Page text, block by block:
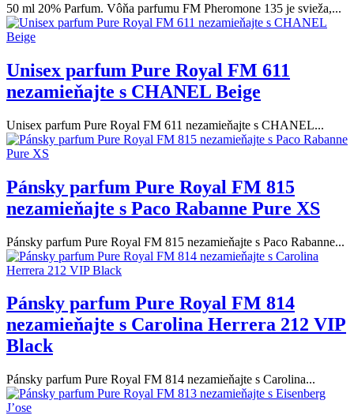
50 ml 20% Parfum. Vôňa parfumu FM Pheromone 135 je svieža,...
Unisex parfum Pure Royal FM 611
nezamieňajte s CHANEL Beige
Unisex parfum Pure Royal FM 611 nezamieňajte s CHANEL...
Pánsky parfum Pure Royal FM 815
nezamieňajte s Paco Rabanne Pure XS
Pánsky parfum Pure Royal FM 815 nezamieňajte s Paco Rabanne...
Pánsky parfum Pure Royal FM 814
nezamieňajte s Carolina Herrera 212 VIP
Black
Pánsky parfum Pure Royal FM 814 nezamieňajte s Carolina...